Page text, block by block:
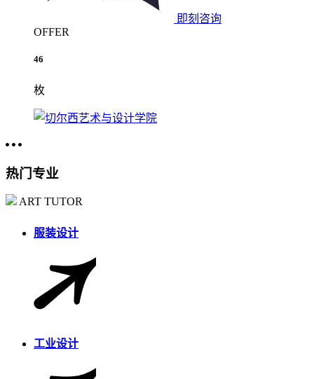
即刻咨询
OFFER
46
枚
热门专业
ART TUTOR
服装设计
工业设计